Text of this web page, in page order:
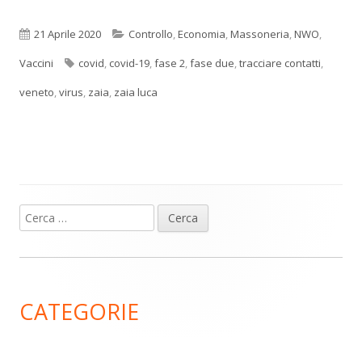
Pubblicato
21 Aprile 2020 Categorie
Controllo,Economia,Massoneria,NWO,
Vaccini
Tag
covid, covid-19,fase 2,fase due,tracciare contatti,
veneto,virus, zaia, zaia luca
Barra
laterale
Ricerca
per:
CATEGORIE